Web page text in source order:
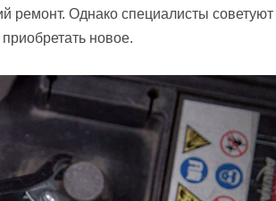
ремонт. Однако специалисты
новое.